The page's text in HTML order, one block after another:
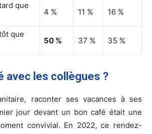
que
4 % 11 % 16 %
que
50 % 37 % 35 %
avec les collègues ?
raconter ses vacances à ses
jour devant un bon café était une
convivial. En 2022, ce rendez-